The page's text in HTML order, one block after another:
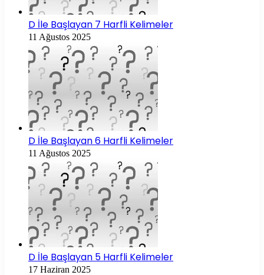
D İle Başlayan 7 Harfli Kelimeler
11 Ağustos 2025
D İle Başlayan 6 Harfli Kelimeler
11 Ağustos 2025
D İle Başlayan 5 Harfli Kelimeler
17 Haziran 2025